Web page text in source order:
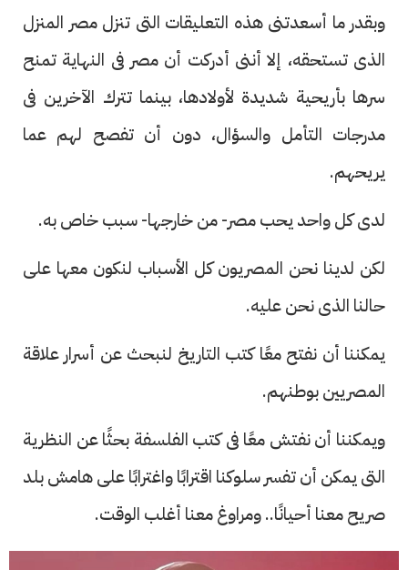
وبقدر ما أسعدتنى هذه التعليقات التى تنزل مصر المنزل
الذى تستحقه، إلا أننى أدركت أن مصر فى النهاية تمنح
سرها بأريحية شديدة لأولادها، بينما تترك الآخرين فى
مدرجات التأمل والسؤال، دون أن تفصح لهم عما
يريحهم.
لدى كل واحد يحب مصر- من خارجها- سبب خاص به.
لكن لدينا نحن المصريون كل الأسباب لنكون معها على
حالنا الذى نحن عليه.
يمكننا أن نفتح معًا كتب التاريخ لنبحث عن أسرار علاقة
المصريين بوطنهم.
ويمكننا أن نفتش معًا فى كتب الفلسفة بحثًا عن النظرية
التى يمكن أن تفسر سلوكنا اقترابًا واغترابًا على هامش بلد
صريح معنا أحيانًا.. ومراوغ معنا أغلب الوقت.